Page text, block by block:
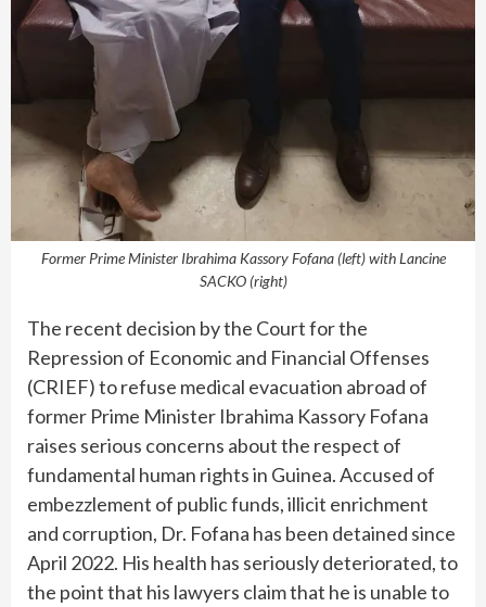
Former Prime Minister Ibrahima Kassory Fofana (left) with Lancine
SACKO (right)
The recent decision by the Court for the
Repression of Economic and Financial Offenses
(CRIEF) to refuse medical evacuation abroad of
former Prime Minister Ibrahima Kassory Fofana
raises serious concerns about the respect of
fundamental human rights in Guinea. Accused of
embezzlement of public funds, illicit enrichment
and corruption, Dr. Fofana has been detained since
April 2022. His health has seriously deteriorated, to
the point that his lawyers claim that he is unable to